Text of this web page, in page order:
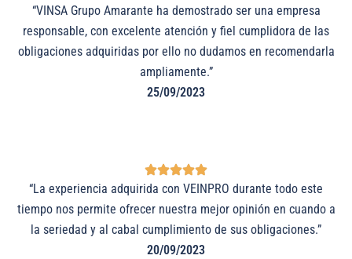
“VINSA Grupo Amarante ha demostrado ser una empresa
responsable, con excelente atención y fiel cumplidora de las
obligaciones adquiridas por ello no dudamos en recomendarla
ampliamente.”
25/09/2023
“La experiencia adquirida con VEINPRO durante todo este
tiempo nos permite ofrecer nuestra mejor opinión en cuando a
la seriedad y al cabal cumplimiento de sus obligaciones.”
20/09/2023